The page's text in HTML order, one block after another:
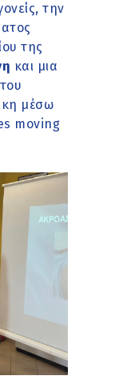
την
της
και μια
μέσω
moving